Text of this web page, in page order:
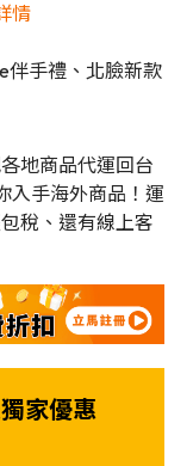
情
伴手禮、北臉新款
地商品代運回台
入手海外商品！運
稅、還有線上客
家優惠